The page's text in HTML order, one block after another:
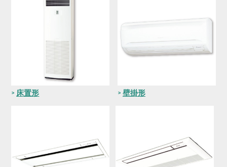
床置形 壁掛形